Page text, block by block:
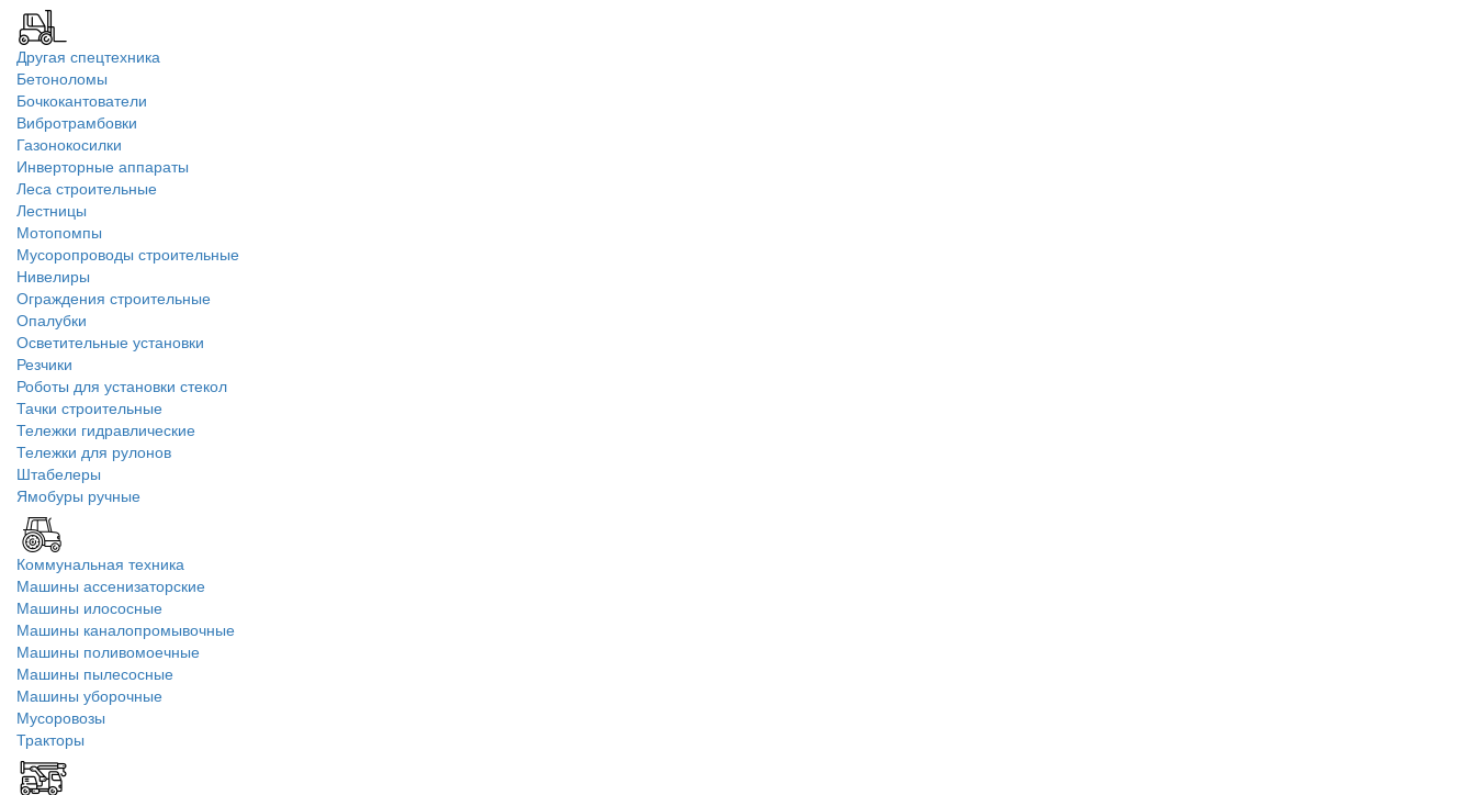
Другая спецтехника
Бетоноломы
Бочкокантователи
Вибротрамбовки
Газонокосилки
Инверторные аппараты
Леса строительные
Лестницы
Мотопомпы
Мусоропроводы строительные
Нивелиры
Ограждения строительные
Опалубки
Осветительные установки
Резчики
Роботы для установки стекол
Тачки строительные
Тележки гидравлические
Тележки для рулонов
Штабелеры
Ямобуры ручные
Коммунальная техника
Машины ассенизаторские
Машины илососные
Машины каналопромывочные
Машины поливомоечные
Машины пылесосные
Машины уборочные
Мусоровозы
Тракторы